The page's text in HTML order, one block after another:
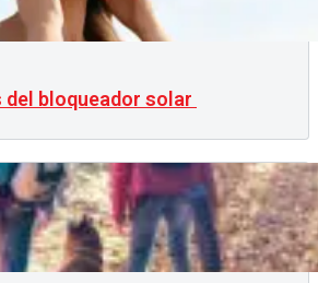
bloqueador solar